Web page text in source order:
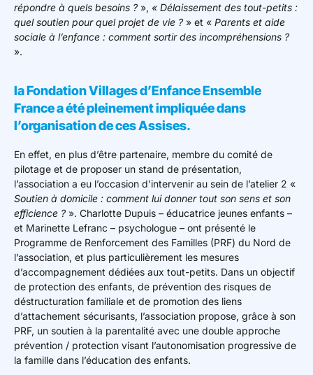
répondre à quels besoins ? », « Délaissement des tout-petits :
quel soutien pour quel projet de vie ? » et « Parents et aide
sociale à l’enfance : comment sortir des incompréhensions ?
».
la Fondation Villages d’Enfance Ensemble
France a été pleinement impliquée dans
l’organisation de ces Assises.
En effet, en plus d’être partenaire, membre du comité de
pilotage et de proposer un stand de présentation,
l’association a eu l’occasion d’intervenir au sein de l’atelier 2 «
Soutien à domicile : comment lui donner tout son sens et son
efficience ? ». Charlotte Dupuis – éducatrice jeunes enfants –
et Marinette Lefranc – psychologue – ont présenté le
Programme de Renforcement des Familles (PRF) du Nord de
l’association, et plus particulièrement les mesures
d’accompagnement dédiées aux tout-petits. Dans un objectif
de protection des enfants, de prévention des risques de
déstructuration familiale et de promotion des liens
d’attachement sécurisants, l’association propose, grâce à son
PRF, un soutien à la parentalité avec une double approche
prévention / protection visant l’autonomisation progressive de
la famille dans l’éducation des enfants.